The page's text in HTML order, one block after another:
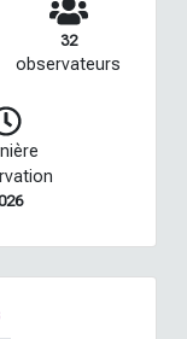
32
observateurs